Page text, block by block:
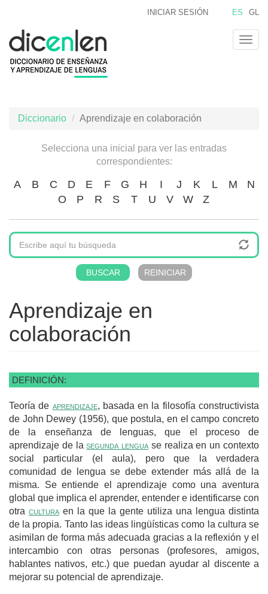
contenido
principal
ES GL
INICIAR SESIÓN
Diccionario Aprendizaje en colaboración
Selecciona una inicial para ver las entradas
correspondientes:
A B C D E F G H I J K L M
N
O
P R S T U V W Z
Aprendizaje en
colaboración
DEFINICIÓN:
Teoría de aprendizaje, basada en la filosofía constructivista
de John Dewey (1956), que postula, en el campo concreto
de la enseñanza de lenguas, que el proceso de
aprendizaje de lasegunda lengua se realiza en un contexto
social particular (el aula), pero que la verdadera
comunidad de lengua se debe extender más allá de la
misma. Se entiende el aprendizaje como una aventura
global que implica el aprender, entender e identificarse con
otra cultura en la que la gente utiliza una lengua distinta
de la propia. Tanto las ideas lingüísticas como la cultura se
asimilan de forma más adecuada gracias a la reflexión y el
intercambio con otras personas (profesores, amigos,
hablantes nativos, etc.) que puedan ayudar al discente a
mejorar su potencial de aprendizaje.